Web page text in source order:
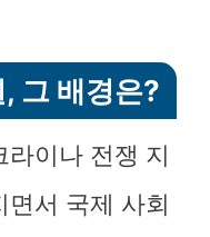
그 배경은?
라이나 전쟁 지
면서 국제 사회